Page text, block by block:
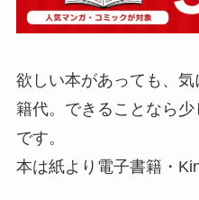
欲しい本があっても、
籍代。できることなら
です。
本は紙より電子書籍・